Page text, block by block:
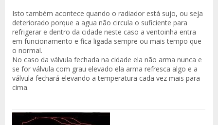
Isto também acontece quando o radiador está sujo, ou seja
deteriorado porque a agua não circula o suficiente para
refrigerar e dentro da cidade neste caso a ventoinha entra
em funcionamento e fica ligada sempre ou mais tempo que
o normal.
No caso da válvula fechada na cidade ela não arma nunca e
se for válvula com grau elevado ela arma refresca algo e a
válvula fechará elevando a temperatura cada vez mais para
cima.